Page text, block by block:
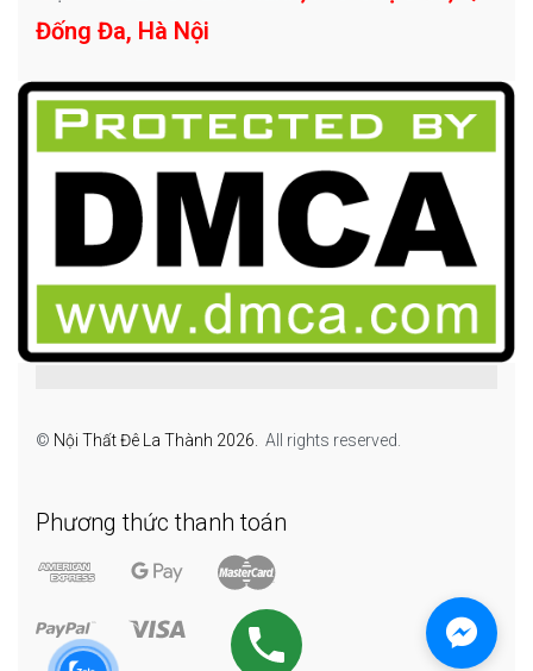
Đống Đa, Hà Nội
© Nội Thất Đê La Thành 2026. All rights reserved.
Phương thức thanh toán